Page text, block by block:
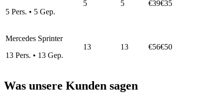
5 Pers. • 5 Gep.
5 5 €39€35
Mercedes Sprinter
13 Pers. • 13 Gep.
13 13 €56€50
Was unsere Kunden sagen